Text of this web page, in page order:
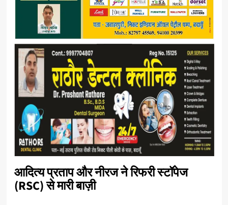
आदित्य प्रताप और नीरज ने रिफरी स्टॉपेज
(RSC) से मारी बाज़ी